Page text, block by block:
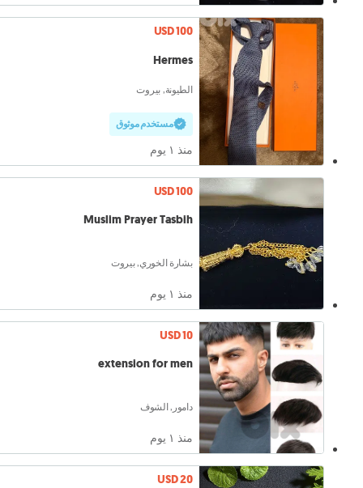
USD 100
Hermes
الطيونة, بيروت
مستخدم موثوق
منذ ١ يوم
USD 100
Muslim Prayer Tasbih
بشارة الخوري, بيروت
منذ ١ يوم
USD 10
extension for men
دامور, الشوف
منذ ١ يوم
USD 20